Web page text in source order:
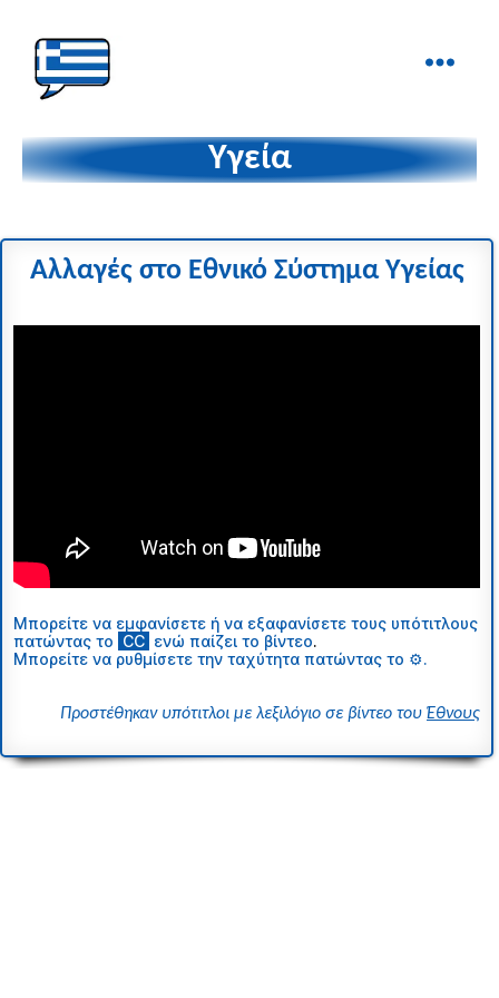
στα
Δάχτυλα!
Υγεία
Αλλαγές στο Εθνικό Σύστημα Υγείας
Μπορείτε να εμφανίσετε ή να εξαφανίσετε τους υπότιτλους
πατώντας το CC ενώ παίζει το βίντεο.
Μπορείτε να ρυθμίσετε την ταχύτητα πατώντας το ⚙.
Προστέθηκαν υπότιτλοι με λεξιλόγιο σε βίντεο του Έθνους